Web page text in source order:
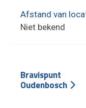
Afstand van
Niet bekend
Bravispunt
Oudenbosch